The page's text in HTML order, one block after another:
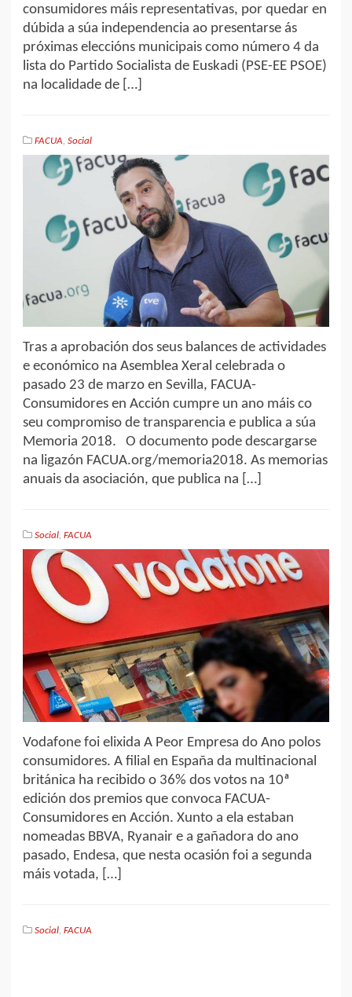
consumidores máis representativas, por quedar en
dúbida a súa independencia ao presentarse ás
próximas eleccións municipais como número 4 da
lista do Partido Socialista de Euskadi (PSE-EE PSOE)
na localidade de […]
FACUA, Social
Tras a aprobación dos seus balances de actividades
e económico na Asemblea Xeral celebrada o
pasado 23 de marzo en Sevilla, FACUA-
Consumidores en Acción cumpre un ano máis co
seu compromiso de transparencia e publica a súa
Memoria 2018. O documento pode descargarse
na ligazón FACUA.org/memoria2018. As memorias
anuais da asociación, que publica na […]
Social, FACUA
Vodafone foi elixida A Peor Empresa do Ano polos
consumidores. A filial en España da multinacional
británica ha recibido o 36% dos votos na 10ª
edición dos premios que convoca FACUA-
Consumidores en Acción. Xunto a ela estaban
nomeadas BBVA, Ryanair e a gañadora do ano
pasado, Endesa, que nesta ocasión foi a segunda
máis votada, […]
Social, FACUA